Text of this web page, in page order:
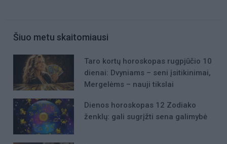
Šiuo metu skaitomiausi
Taro kortų horoskopas rugpjūčio 10
dienai: Dvyniams – seni įsitikinimai,
Mergelėms – nauji tikslai
Dienos horoskopas 12 Zodiako
ženklų: gali sugrįžti sena galimybė